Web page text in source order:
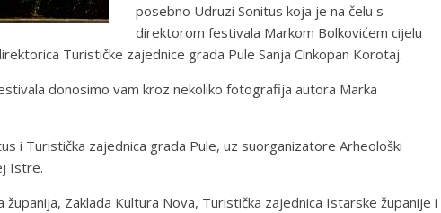
posebno Udruzi Sonitus koja je na čelu s
direktorom festivala Markom Bolkovićem cijelu
Turističke zajednice grada Pule Sanja Cinkopan Korotaj.
donosimo vam kroz nekoliko fotografija autora Marka
i Turistička zajednica grada Pule, uz suorganizatore Arheološki
Istre.
županija, Zaklada Kultura Nova, Turistička zajednica Istarske županije i